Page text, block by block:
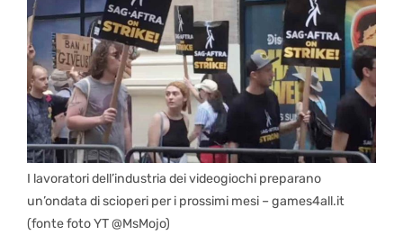
I lavoratori dell’industria dei videogiochi preparano
un’ondata di scioperi per i prossimi mesi – games4all.it
(fonte foto YT @MsMojo)